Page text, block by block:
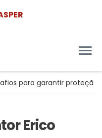
garantir proteção às
Erico